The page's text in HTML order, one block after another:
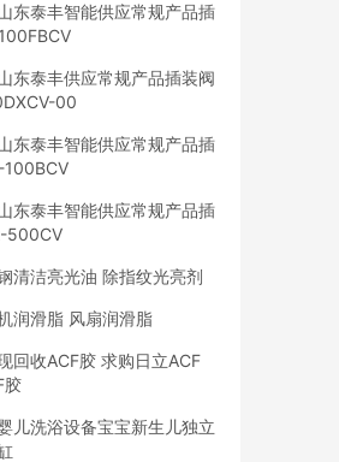
东泰丰智能供应常规产品插
东泰丰供应常规产品插装阀
00
东泰丰智能供应常规产品插
东泰丰智能供应常规产品插
500CV
清洁亮光油 除指纹光亮剂
润滑脂 风扇润滑脂
回收ACF胶 求购日立ACF
胶
儿洗浴设备宝宝新生儿独立